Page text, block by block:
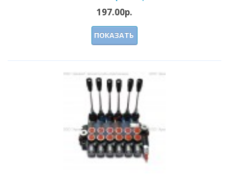
197.00р.
ПОКАЗАТЬ